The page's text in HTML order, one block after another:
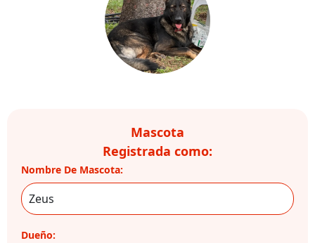
Mascota
Registrada como:
Nombre De Mascota:
Dueño: